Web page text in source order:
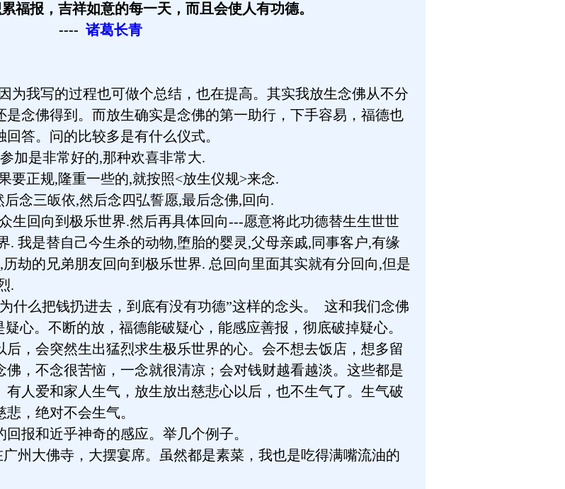
福报，吉祥如意的每一天，而且会使人有功德。
---- 诸葛长青
为我写的过程也可做个总结，也在提高。其实我放生念佛从不分
念佛得到。而放生确实是念佛的第一助行，下手容易，福德也
答。问的比较多是有什么仪式。
是非常好的,那种欢喜非常大.
要正规,隆重一些的,就按照<放生仪规>来念.
念三皈依,然后念四弘誓愿,最后念佛,回向.
生回向到极乐世界.然后再具体回向---愿意将此功德替生生世世
. 我是替自己今生杀的动物,堕胎的婴灵,父母亲戚,同事客户,有缘
劫的兄弟朋友回向到极乐世界. 总回向里面其实就有分回向,但是
.
么把钱扔进去，到底有没有功德”这样的念头。 这和我们念佛
心。不断的放，福德能破疑心，能感应善报，彻底破掉疑心。
，会突然生出猛烈求生极乐世界的心。会不想去饭店，想多留
，不念很苦恼，一念就很清凉；会对钱财越看越淡。这些都是
人爱和家人生气，放生放出慈悲心以后，也不生气了。生气破
，绝对不会生气。
和近乎神奇的感应。举几个例子。
大佛寺，大摆宴席。虽然都是素菜，我也是吃得满嘴流油的